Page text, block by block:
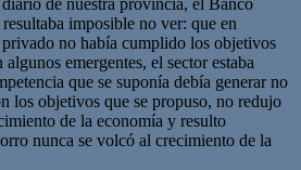
imposible no ver: que en
no había cumplido los objetivos
emergentes, el sector estaba
que se suponía debía generar no
los objetivos que se propuso, no redujo
de la economía y resulto
nunca se volcó al crecimiento de la